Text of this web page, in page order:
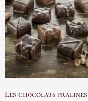
Les chocolats pralinés